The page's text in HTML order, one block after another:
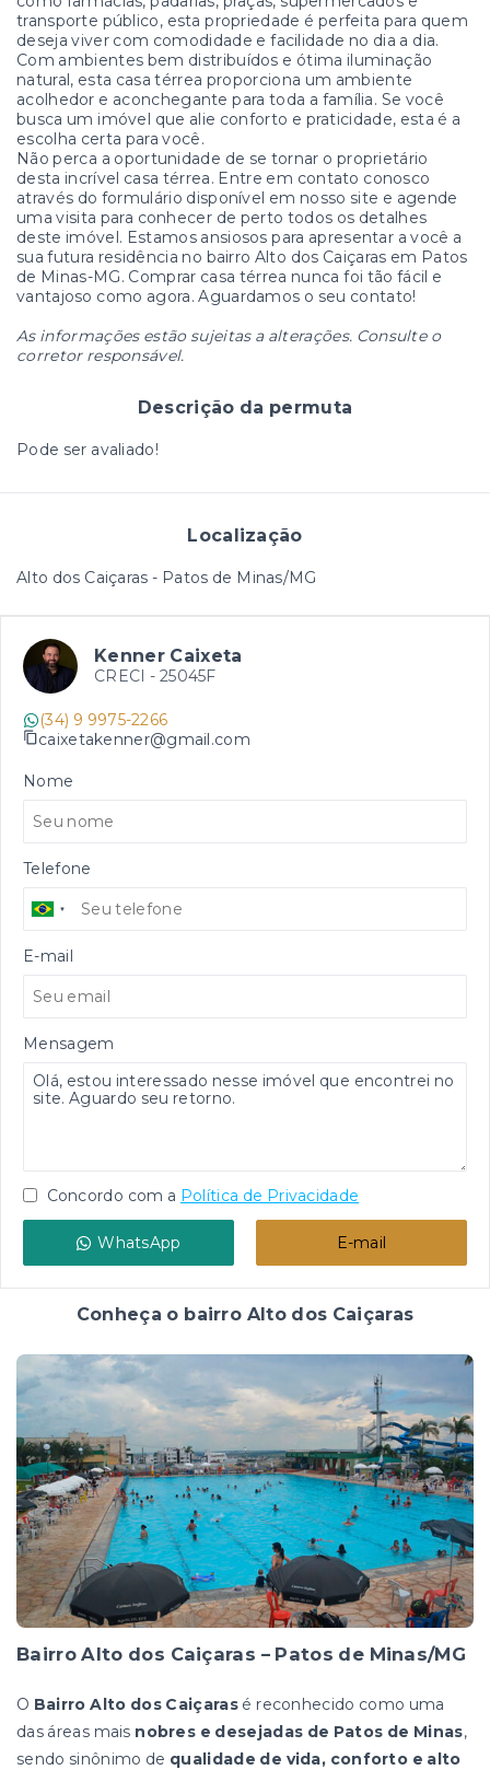
transporte público, esta propriedade é perfeita para quem
deseja viver com comodidade e facilidade no dia a dia.
Com ambientes bem distribuídos e ótima iluminação
natural, esta casa térrea proporciona um ambiente
acolhedor e aconchegante para toda a família. Se você
busca um imóvel que alie conforto e praticidade, esta é a
escolha certa para você.
Não perca a oportunidade de se tornar o proprietário
desta incrível casa térrea. Entre em contato conosco
através do formulário disponível em nosso site e agende
uma visita para conhecer de perto todos os detalhes
deste imóvel. Estamos ansiosos para apresentar a você a
sua futura residência no bairro Alto dos Caiçaras em Patos
de Minas-MG. Comprar casa térrea nunca foi tão fácil e
vantajoso como agora. Aguardamos o seu contato!
As informações estão sujeitas a alterações. Consulte o
corretor responsável.
Descrição da permuta
Pode ser avaliado!
Localização
Alto dos Caiçaras - Patos de Minas/MG
Kenner Caixeta
CRECI - 25045F
(34) 9 9975-2266
caixetakenner@gmail.com
Nome
Telefone
E-mail
Mensagem
Concordo com a Política de Privacidade
WhatsApp E-mail
Conheça o bairro Alto dos Caiçaras
Bairro Alto dos Caiçaras – Patos de Minas/MG
O Bairro Alto dos Caiçarasé reconhecido como uma
das áreas mais nobres e desejadas de Patos de Minas,
sendo sinônimo de qualidade de vida, conforto e alto